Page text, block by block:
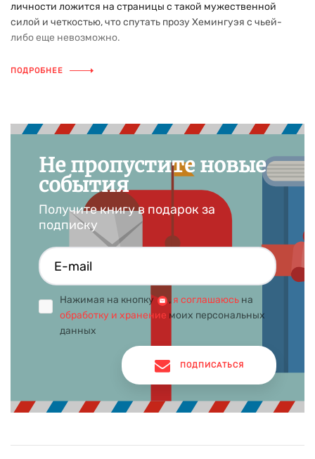
личности ложится на страницы с такой мужественной
силой и четкостью, что спутать прозу Хемингуэя с чьей-
либо еще невозможно.
ПОДРОБНЕЕ
Не пропустите новые
события
Получите книгу в подарок за
подписку
Нажимая на кнопку , я соглашаюсь на
обработку и хранение моих персональных
данных
ПОДПИСАТЬСЯ